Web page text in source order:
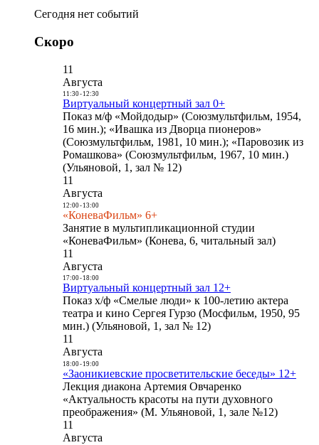
Сегодня нет событий
Скоро
11
Августа
11:30- 12:30
Виртуальный концертный зал 0+
Показ м/ф «Мойдодыр» (Союзмультфильм, 1954,
16 мин.); «Ивашка из Дворца пионеров»
(Союзмультфильм, 1981, 10 мин.); «Паровозик из
Ромашкова» (Союзмультфильм, 1967, 10 мин.)
(Ульяновой, 1, зал № 12)
11
Августа
12:00- 13:00
«КоневаФильм» 6+
Занятие в мультипликационной студии
«КоневаФильм» (Конева, 6, читальный зал)
11
Августа
17:00- 18:00
Виртуальный концертный зал 12+
Показ х/ф «Смелые люди» к 100-летию актера
театра и кино Сергея Гурзо (Мосфильм, 1950, 95
мин.) (Ульяновой, 1, зал № 12)
11
Августа
18:00- 19:00
«Заоникиевские просветительские беседы» 12+
Лекция диакона Артемия Овчаренко
«Актуальность красоты на пути духовного
преображения» (М. Ульяновой, 1, зале №12)
11
Августа